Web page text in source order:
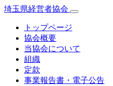
埼玉県経営者協会
トップページ
協会概要
当協会について
組織
定款
事業報告書・電子公告